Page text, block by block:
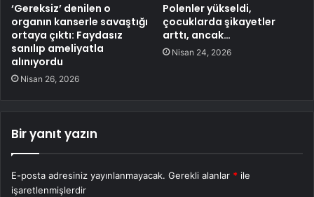
‘Gereksiz’ denilen o
organın kanserle savaştığı
ortaya çıktı: Faydasız
sanılıp ameliyatla
alınıyordu
Nisan 26, 2026
Polenler yükseldi,
çocuklarda şikayetler
arttı, ancak…
Nisan 24, 2026
Bir yanıt yazın
E-posta adresiniz yayınlanmayacak. Gerekli alanlar * ile
işaretlenmişlerdir